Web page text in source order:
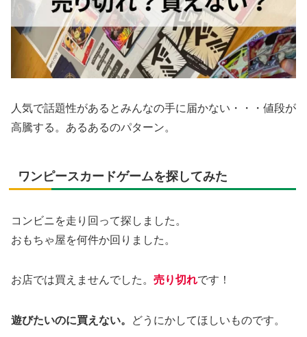
人気で話題性があるとみんなの手に届かない・・・値段が
高騰する。あるあるのパターン。
ワンピースカードゲームを探してみた
コンビニを走り回って探しました。
おもちゃ屋を何件か回りました。
お店では買えませんでした。 売り切れです！
遊びたいのに買えない。 どうにかしてほしいものです。